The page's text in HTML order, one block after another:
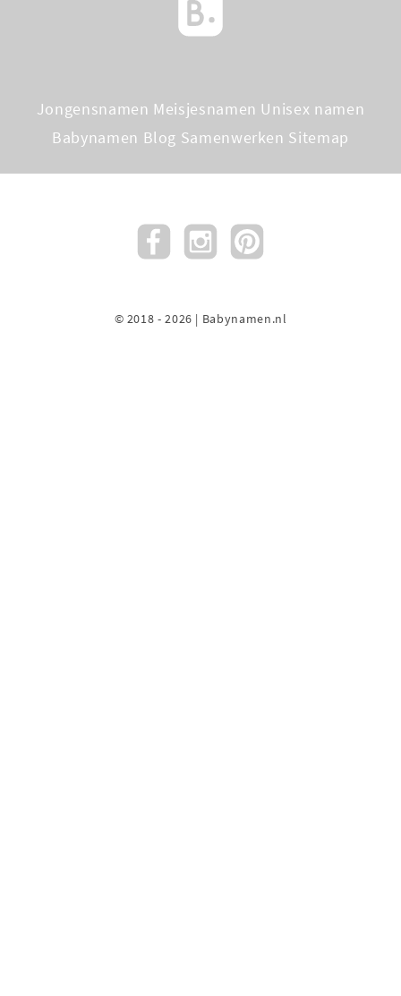
Jongensnamen Meisjesnamen Unisex namen
Babynamen Blog Samenwerken Sitemap
© 2018 - 2026 | Babynamen.nl